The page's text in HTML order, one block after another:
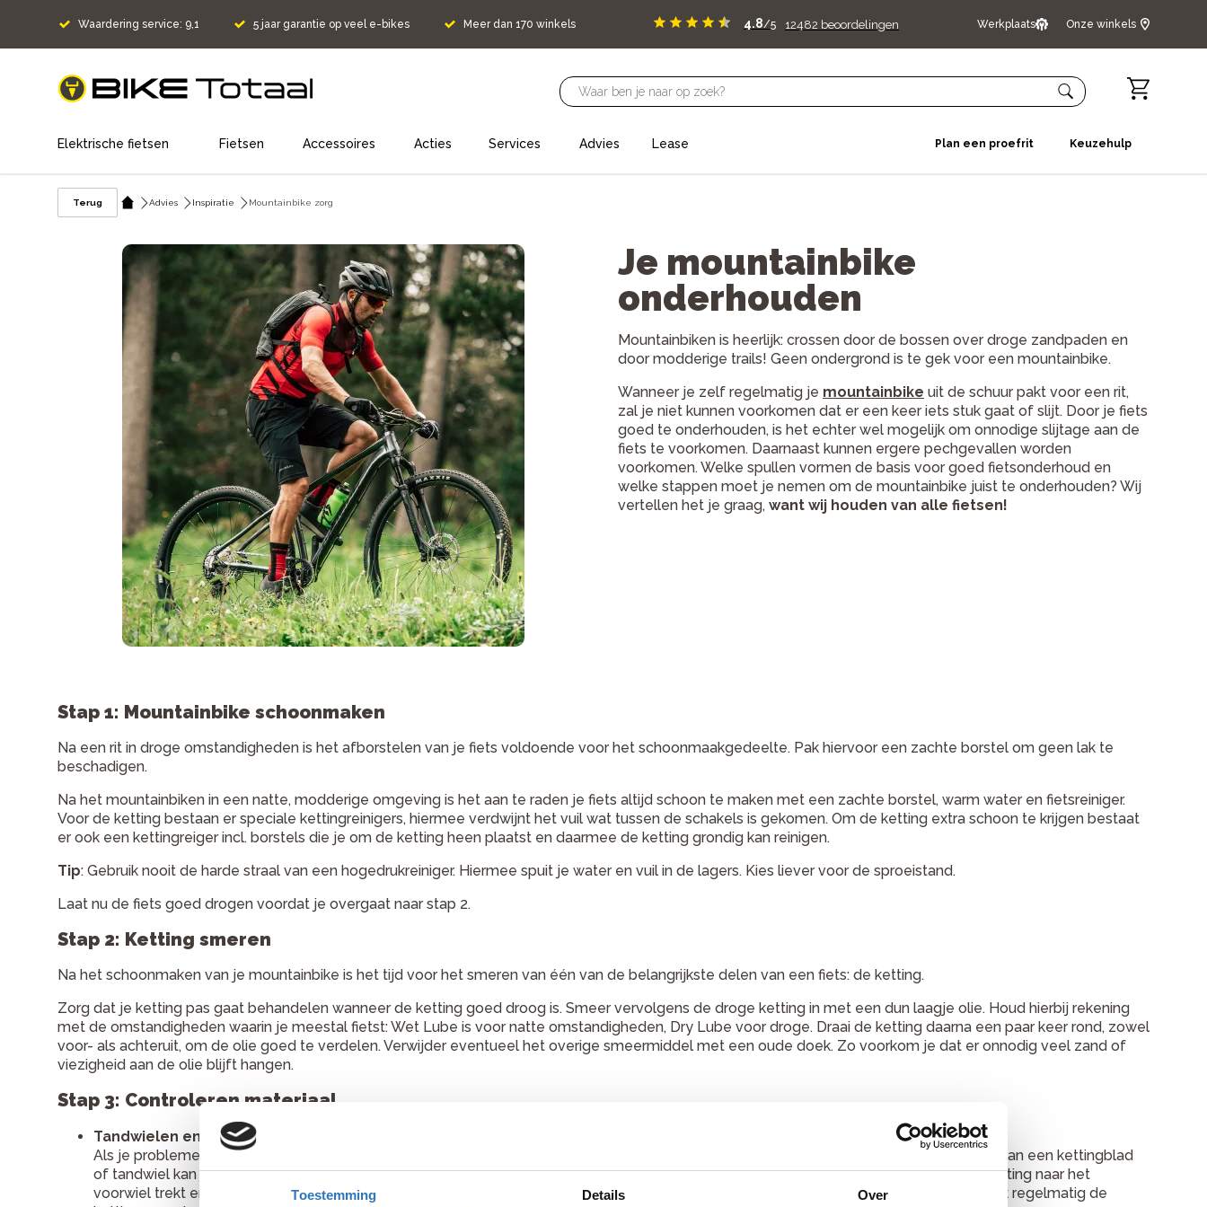
Toestemming Details Over
Waardering service: 9,1 5 jaar garantie op veel e-bikes Meer dan 170 winkels 4.8/5 12482 beoordelingen Werkplaats Onze winkels
home
Elektrische fietsen Fietsen Accessoires Acties Services Advies Lease Plan een proefrit Keuzehulp
Terug Advies Inspiratie Mountainbike zorg
Je mountainbike
onderhouden
Mountainbiken is heerlijk: crossen door de bossen over droge zandpaden en
door modderige trails! Geen ondergrond is te gek voor een mountainbike.
Wanneer je zelf regelmatig je mountainbike uit de schuur pakt voor een rit,
zal je niet kunnen voorkomen dat er een keer iets stuk gaat of slijt. Door je fiets
goed te onderhouden, is het echter wel mogelijk om onnodige slijtage aan de
fiets te voorkomen. Daarnaast kunnen ergere pechgevallen worden
voorkomen. Welke spullen vormen de basis voor goed fietsonderhoud en
welke stappen moet je nemen om de mountainbike juist te onderhouden? Wij
vertellen het je graag, want wij houden van alle fietsen!
Stap 1: Mountainbike schoonmaken
Na een rit in droge omstandigheden is het afborstelen van je fiets voldoende voor het schoonmaakgedeelte. Pak hiervoor een zachte borstel om geen lak te
beschadigen.
Na het mountainbiken in een natte, modderige omgeving is het aan te raden je fiets altijd schoon te maken met een zachte borstel, warm water en fietsreiniger.
Voor de ketting bestaan er speciale kettingreinigers, hiermee verdwijnt het vuil wat tussen de schakels is gekomen. Om de ketting extra schoon te krijgen bestaat
er ook een kettingreiger incl. borstels die je om de ketting heen plaatst en daarmee de ketting grondig kan reinigen.
Tip: Gebruik nooit de harde straal van een hogedrukreiniger. Hiermee spuit je water en vuil in de lagers. Kies liever voor de sproeistand.
Laat nu de fiets goed drogen voordat je overgaat naar stap 2.
Stap 2: Ketting smeren
Na het schoonmaken van je mountainbike is het tijd voor het smeren van één van de belangrijkste delen van een fiets: de ketting.
Zorg dat je ketting pas gaat behandelen wanneer de ketting goed droog is. Smeer vervolgens de droge ketting in met een dun laagje olie. Houd hierbij rekening
met de omstandigheden waarin je meestal fietst: Wet Lube is voor natte omstandigheden, Dry Lube voor droge. Draai de ketting daarna een paar keer rond, zowel
voor- als achteruit, om de olie goed te verdelen. Verwijder eventueel het overige smeermiddel met een oude doek. Zo voorkom je dat er onnodig veel zand of
viezigheid aan de olie blijft hangen.
Stap 3: Controleren materiaal
Tandwielen en ketting
Als je problemen hebt met schakelen of als de ketting over de tandwielen schiet dan kan het zijn dat dat tandwiel versleten is. Slijtage van een kettingblad
of tandwiel kan je direct herkennen aan de vervorming van de tanden. Hoe puntiger de tanden, hoe groter de slijtage. Wanneer je de ketting naar het
voorwiel trekt en de ketting komt los van het tandwiel dan is het aan te raden om de ketting en tandwielen te vervangen. Controleer ook regelmatig de